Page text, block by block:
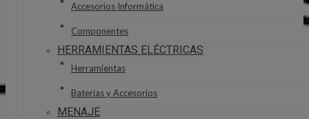
Accesorios Informática
Componentes
HERRAMIENTAS ELÉCTRICAS
Herramientas
Baterias y Accesorios
MENAJE